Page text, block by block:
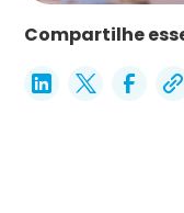
Compartilhe